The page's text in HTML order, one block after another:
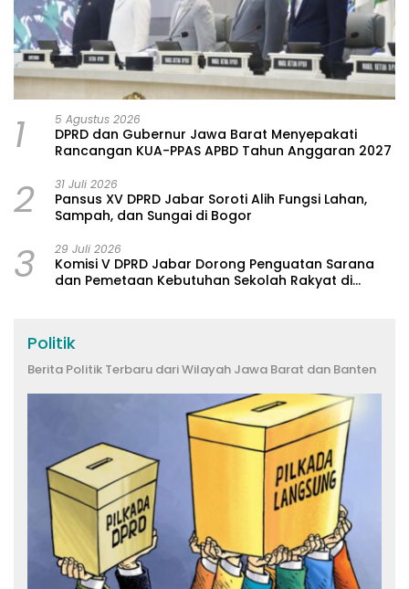
1 5 Agustus 2026
DPRD dan Gubernur Jawa Barat Menyepakati
Rancangan KUA-PPAS APBD Tahun Anggaran 2027
2 31 Juli 2026
Pansus XV DPRD Jabar Soroti Alih Fungsi Lahan,
Sampah, dan Sungai di Bogor
3 29 Juli 2026
Komisi V DPRD Jabar Dorong Penguatan Sarana
dan Pemetaan Kebutuhan Sekolah Rakyat di
Politik
Berita Politik Terbaru dari Wilayah Jawa Barat dan Banten